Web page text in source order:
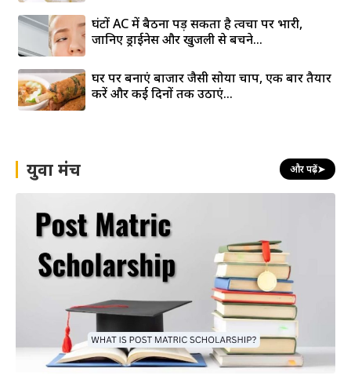
घंटों AC में बैठना पड़ सकता है त्वचा पर भारी,
जानिए ड्राईनेस और खुजली से बचने...
घर पर बनाएं बाजार जैसी सोया चाप, एक बार तैयार
करें और कई दिनों तक उठाएं...
युवा मंच और पढ़ें➤